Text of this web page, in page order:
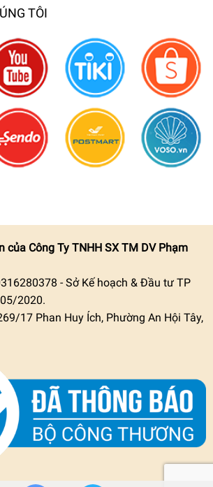
TÔI
của Công Ty TNHH SX TM DV Phạm
- Sở Kế hoạch & Đầu tư TP
2020.
17 Phan Huy Ích, Phường An Hội Tây,